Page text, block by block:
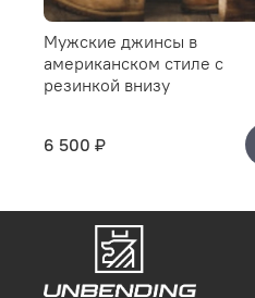
Мужские джинсы в
американском стиле с
резинкой внизу
6 500 ₽